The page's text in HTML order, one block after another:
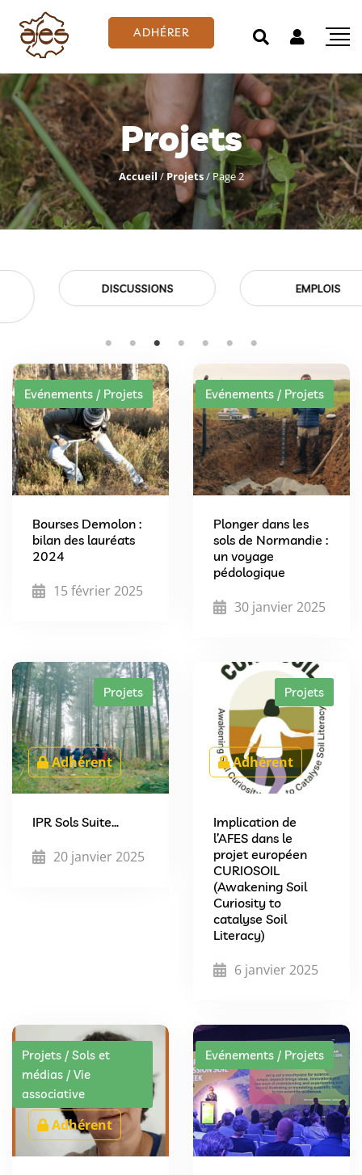
ADHÉRER
Projets
Accueil/Projets/Page 2
EMPLOIS EVÉNEMENTS
Evénements / Projets
Bourses Demolon :
bilan des lauréats
2024
15 février 2025
Evénements / Projets
Plonger dans les
sols de Normandie :
un voyage
pédologique
30 janvier 2025
Projets
Adhérent
IPR Sols Suite…
20 janvier 2025
Projets
Adhérent
Implication de
l’AFES dans le
projet européen
CURIOSOIL
(Awakening Soil
Curiosity to
catalyse Soil
Literacy)
6 janvier 2025
Projets / Sols et
médias / Vie
associative
Adhérent
Evénements / Projets